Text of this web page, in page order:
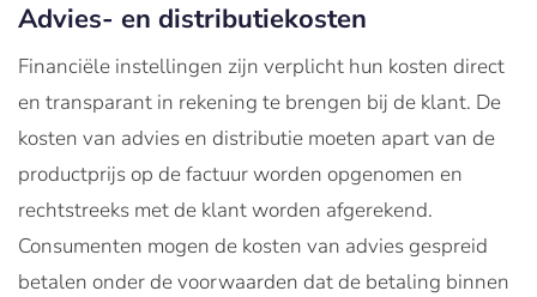
Advies- en distributiekosten
Financiële instellingen zijn verplicht hun kosten direct
en transparant in rekening te brengen bij de klant. De
kosten van advies en distributie moeten apart van de
productprijs op de factuur worden opgenomen en
rechtstreeks met de klant worden afgerekend.
Consumenten mogen de kosten van advies gespreid
betalen onder de voorwaarden dat de betaling binnen